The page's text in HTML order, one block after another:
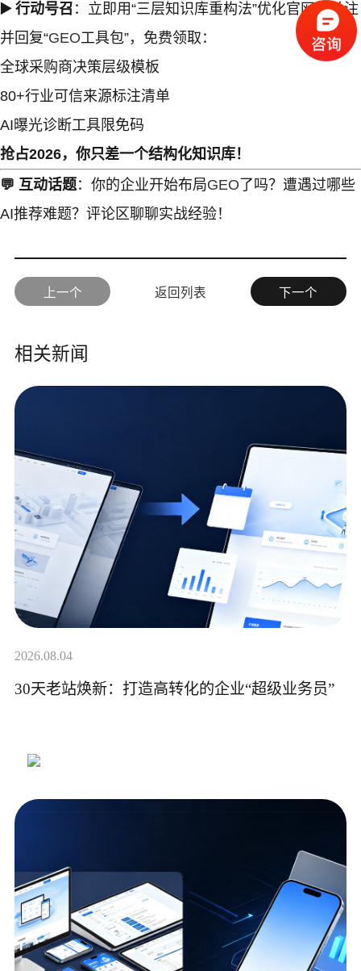
▶️ 行动号召 ：立即用“三层知识库重构法”优化官网！关注
并回复“GEO工具包”，免费领取：
全球采购商决策层级模板
80+行业可信来源标注清单
AI曝光诊断工具限免码
抢占2026，你只差一个结构化知识库！
💬 互动话题：你的企业开始布局GEO 了吗？遭遇过哪些
AI推荐难题？评论区聊聊实战经验！
上一个 返回列表 下一个
相关新闻
2026.08.04
30天老站焕新：打造高转化的企业“超级业务员”